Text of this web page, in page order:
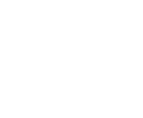
他寻求一种既不偏红也不
室时，我选择了一种特殊
型，并提前设计天窗的位
光线（更好地将自然光引
断从远处审视自己作品的
的尺寸调整为17 x 6.5米。